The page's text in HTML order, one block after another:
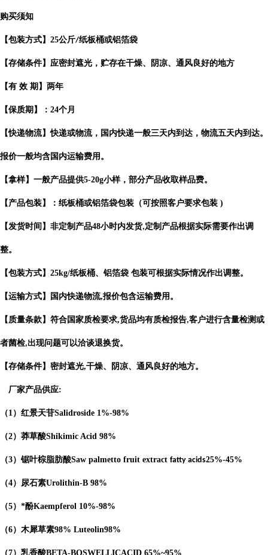
购买须知
【包装方式】 25公斤/纸板桶或铝箔袋
【存储条件】应密封遮光，贮存在干燥、阴凉、通风良好的地方
【有 效 期】两年
【保质期】： 24个月
【快递物流】快递或物流，国内快递一般三天内到达，物流五天内到达。
报价一般均含国内运输费用。
【拿样】一般产品提供5-20g小样，部分产品收取样品费。
【产品包装】：纸板桶或铝箔袋包装（可按照客户要求包装 )
【发货时间】非定制产品48小时内发货,定制产品根据实际需要作出调
整。
【包装方式】 25kg/纸板桶、铝箔袋 包装可根据实际情况作出调整。
【运输方式】国内快递物流,报价包含运输费用。
【质量条款】符合国家质检要求,货品均有质检报告,客户进行含量检测或
者菌检,出现问题可以洽谈退换货。
【存储条件】密封遮光,干燥、阴凉、通风良好的地方。
厂家产品供应:
（1 ）红景天苷Salidroside 1%-98%
（2）莽草酸Shikimic Acid 98%
（3）锯叶棕脂肪酸Saw palmetto fruit extract fatty acids25%-45%
（4） 尿石素Urolithin-B 98%
（5）*酚Kaempferol 10%-98%
（6）木犀草素98% Luteolin98%
（7）乳香酸BETA-BOSWELLICACID 65%~95%